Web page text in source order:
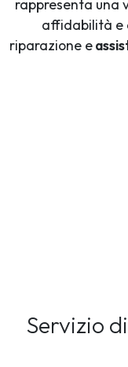
rappresenta una
affidabilità e
riparazione e
Servizio